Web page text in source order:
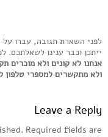
לפני השארת תגובה, עברו על
ייתכן וכבר ענינו לשאלתכם.
אנחנו לא קונים ולא מוכרים
ולא מתקשרים למספרי טלפון
Leave a Reply
Required fields are